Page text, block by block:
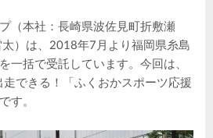
（本社：長崎県波佐見町折敷瀬
）は、2018年7月より福岡県糸島
一括で受託しています。今回は、
できる！「ふくおかスポーツ応援
す。